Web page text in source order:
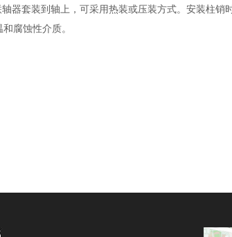
套装到轴上，可采用热装或压装方式。安装柱销
腐蚀性介质。